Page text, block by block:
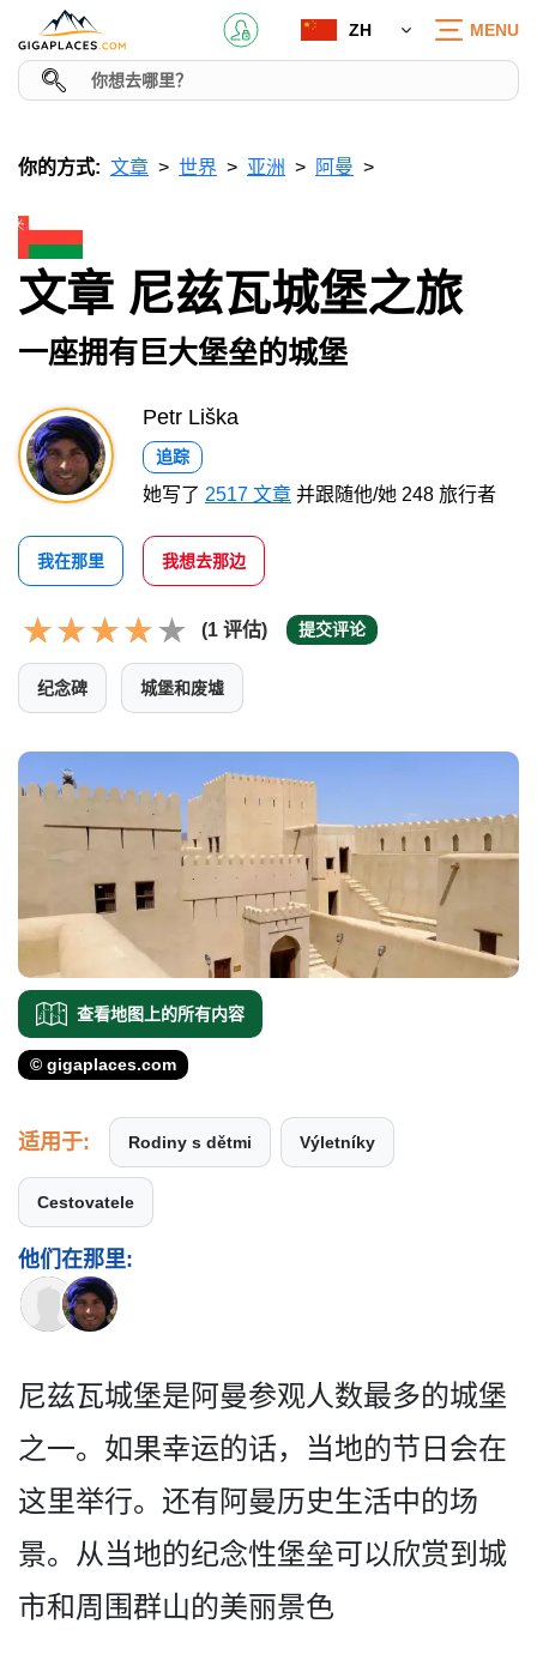
ZH MENU
你的方式: 文章 世界 亚洲 阿曼
文章 尼兹瓦城堡之旅
一座拥有巨大堡垒的城堡
Petr Liška
追踪
她写了 2517 文章 并跟随他/她 248 旅行者
我在那里 我想去那边
(1 评估) 提交评论
纪念碑 城堡和废墟
查看地图上的所有内容
© gigaplaces.com
适用于: Rodiny s dětmi Výletníky
Cestovatele
他们在那里:
尼兹瓦城堡是阿曼参观人数最­多的城堡
之一。如果幸运的话，当地的节日会在
这里举­行。还有阿曼历史生活中的场
景。从当地的纪念性堡垒­可以欣赏到城
市和周围群山的美丽景色